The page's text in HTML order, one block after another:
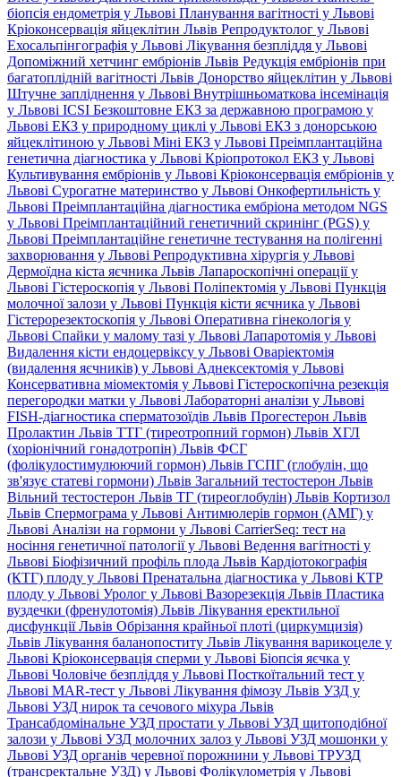
біопсія ендометрія у Львові Планування вагітності у Львові
Кріоконсервація яйцеклітин Львів Репродуктолог у Львові
Ехосальпінгографія у Львові Лікування безпліддя у Львові
Допоміжний хетчинг ембріонів Львів Редукція ембріонів при
багатоплідній вагітності Львів Донорство яйцеклітин у Львові
Штучне запліднення у Львові Внутрішньоматкова інсемінація
у Львові ICSI Безкоштовне ЕКЗ за державною програмою у
Львові ЕКЗ у природному циклі у Львові ЕКЗ з донорською
яйцеклітиною у Львові Міні ЕКЗ у Львові Преімплантаційна
генетична діагностика у Львові Кріопротокол ЕКЗ у Львові
Культивування ембріонів у Львові Кріоконсервація ембріонів у
Львові Сурогатне материнство у Львові Онкофертильність у
Львові Преімплантаційна діагностика ембріона методом NGS
у Львові Преімплантаційний генетичний скринінг (PGS) у
Львові Преімплантаційне генетичне тестування на полігенні
захворювання у Львові Репродуктивна хірургія у Львові
Дермоїдна кіста яєчника Львів Лапароскопічні операції у
Львові Гістероскопія у Львові Поліпектомія у Львові Пункція
молочної залози у Львові Пункція кісти яєчника у Львові
Гістерорезектоскопія у Львові Оперативна гінекологія у
Львові Спайки у малому тазі у Львові Лапаротомія у Львові
Видалення кісти ендоцервіксу у Львові Оваріектомія
(видалення яєчників) у Львові Аднексектомія у Львові
Консервативна міомектомія у Львові Гістероскопічна резекція
перегородки матки у Львові Лабораторні аналізи у Львові
FISH-діагностика сперматозоїдів Львів Прогестерон Львів
Пролактин Львів ТТГ (тиреотропний гормон) Львів ХГЛ
(хоріонічний гонадотропін) Львів ФСГ
(фолікулостимулюючий гормон) Львів ГСПГ (глобулін, що
зв'язує статеві гормони) Львів Загальний тестостерон Львів
Вільний тестостерон Львів ТГ (тиреоглобулін) Львів Кортизол
Львів Спермограма у Львові Антимюлерів гормон (АМГ) у
Львові Аналізи на гормони у Львові CarrierSeq: тест на
носіння генетичної патології у Львові Ведення вагітності у
Львові Біофізичний профіль плода Львів Кардіотокографія
(КТГ) плоду у Львові Пренатальна діагностика у Львові КТР
плоду у Львові Уролог у Львові Вазорезекція Львів Пластика
вуздечки (френулотомія) Львів Лікування еректильної
дисфункції Львів Обрізання крайньої плоті (циркумцизія)
Львів Лікування баланопоститу Львів Лікування варикоцеле у
Львові Кріоконсервація сперми у Львові Біопсія яєчка у
Львові Чоловіче безпліддя у Львові Посткоїтальний тест у
Львові MAR-тест у Львові Лікування фімозу Львів УЗД у
Львові УЗД нирок та сечового міхура Львів
Трансабдомінальне УЗД простати у Львові УЗД щитоподібної
залози у Львові УЗД молочних залоз у Львові УЗД мошонки у
Львові УЗД органів черевної порожнини у Львові ТРУЗД
(трансректальне УЗД) у Львові Фолікулометрія у Львові